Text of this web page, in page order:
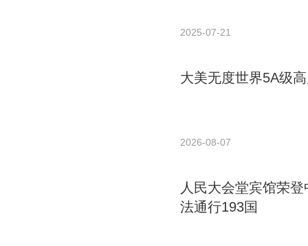
2025-07-21
大美无度世界5A级
2026-08-07
人民大会堂宾馆荣
法通行193国